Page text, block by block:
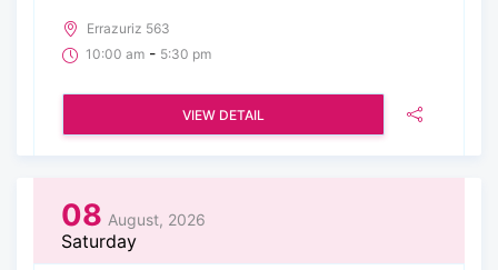
Errazuriz 563
10:00 am - 5:30 pm
VIEW DETAIL
08 August, 2026
Saturday